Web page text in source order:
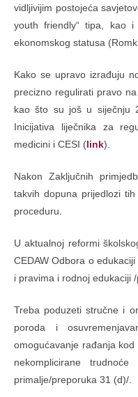
vidljivijim postojeća
youth friendly“ tipa, kao
ekonomskog statusa
Kako se upravo izrađuju
precizno regulirati pravo
kao što su još u siječnju
Inicijativa liječnika za
medicini i CESI (link).
Nakon Zaključnih
takvih dopuna prijedlozi
proceduru.
U aktualnoj reformi
CEDAW Odbora o
i pravima i rodnoj edukaciji
Treba poduzeti stručne i
poroda i
omogućavanje rađanja
nekomplicirane
primalje/preporuka 31 (d)/.